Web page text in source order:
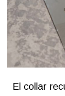
El collar